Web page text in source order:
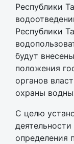
Республики
Республики
будут
положения
органов
охраны
С целю
определения